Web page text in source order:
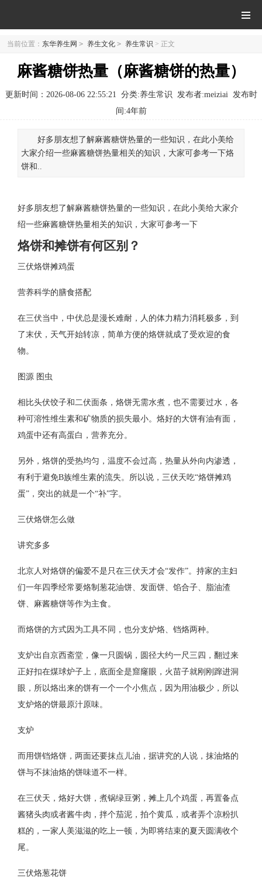
当前位置： 东华养生网 > 养生文化 > 养生常识 > 正文
麻酱糖饼热量（麻酱糖饼的热量）
更新时间：2026-08-06 22:55:21 分类:养生常识 发布者:meiziai 发布时
间:4年前
好多朋友想了解麻酱糖饼热量的一些知识，在此小美给
大家介绍一些麻酱糖饼热量相关的知识，大家可参考一下烙
饼和..
好多朋友想了解麻酱糖饼热量的一些知识，在此小美给大家介
绍一些麻酱糖饼热量相关的知识，大家可参考一下
烙饼和摊饼有何区别？
三伏烙饼摊鸡蛋
营养科学的膳食搭配
在三伏当中，中伏总是漫长难耐，人的体力精力消耗极多，到
了末伏，天气开始转凉，简单方便的烙饼就成了受欢迎的食
物。
图源 图虫
相比头伏饺子和二伏面条，烙饼无需水煮，也不需要过水，各
种可溶性维生素和矿物质的损失最小。烙好的大饼有油有面，
鸡蛋中还有高蛋白，营养充分。
另外，烙饼的受热均匀，温度不会过高，热量从外向内渗透，
有利于避免B族维生素的流失。所以说，三伏天吃“烙饼摊鸡
蛋”，突出的就是一个“补”字。
三伏烙饼怎么做
讲究多多
北京人对烙饼的偏爱不是只在三伏天才会“发作”。持家的主妇
们一年四季经常要烙制葱花油饼、发面饼、馅合子、脂油渣
饼、麻酱糖饼等作为主食。
而烙饼的方式因为工具不同，也分支炉烙、铛烙两种。
支炉出自京西斋堂，像一只圆锅，圆径大约一尺三四，翻过来
正好扣在煤球炉子上，底面全是窟窿眼，火苗子就刚刚蹿进洞
眼，所以烙出来的饼有一个一个小焦点，因为用油极少，所以
支炉烙的饼最原汁原味。
支炉
而用饼铛烙饼，两面还要抹点儿油，据讲究的人说，抹油烙的
饼与不抹油烙的饼味道不一样。
在三伏天，烙好大饼，煮锅绿豆粥，摊上几个鸡蛋，再置备点
酱猪头肉或者酱牛肉，拌个茄泥，拍个黄瓜，或者弄个凉粉扒
糕的，一家人美滋滋的吃上一顿，为即将结束的夏天圆满收个
尾。
三伏烙葱花饼